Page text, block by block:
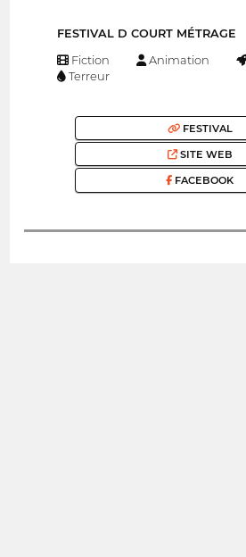
FESTIVAL D COURT MÉTRAGE
Fiction Animation
Terreur
FESTIVAL
SITE WEB
FACEBOOK